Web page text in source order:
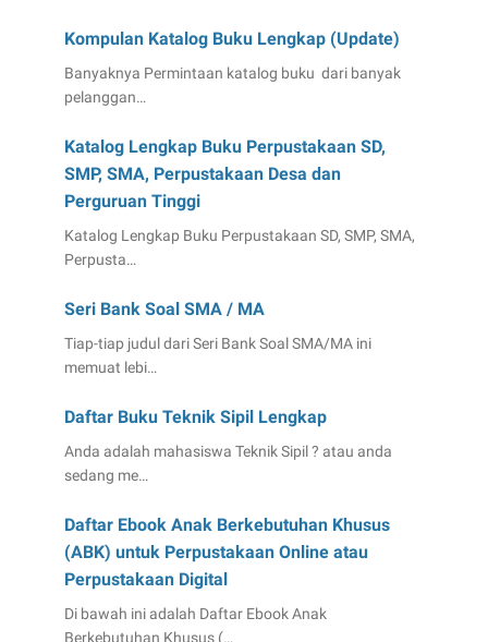
Kompulan Katalog Buku Lengkap (Update)
Banyaknya Permintaan katalog buku dari banyak
pelanggan…
Katalog Lengkap Buku Perpustakaan SD,
SMP, SMA, Perpustakaan Desa dan
Perguruan Tinggi
Katalog Lengkap Buku Perpustakaan SD, SMP, SMA,
Perpusta…
Seri Bank Soal SMA / MA
Tiap-tiap judul dari Seri Bank Soal SMA/MA ini
memuat lebi…
Daftar Buku Teknik Sipil Lengkap
Anda adalah mahasiswa Teknik Sipil ? atau anda
sedang me…
Daftar Ebook Anak Berkebutuhan Khusus
(ABK) untuk Perpustakaan Online atau
Perpustakaan Digital
Di bawah ini adalah Daftar Ebook Anak
Berkebutuhan Khusus (…